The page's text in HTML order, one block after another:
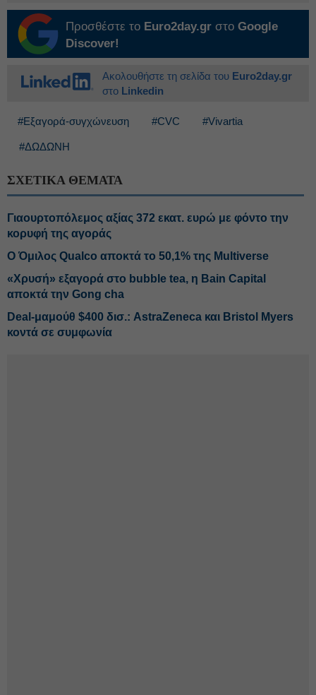
Προσθέστε το Euro2day.gr στο Google
Discover!
Ακολουθήστε τη σελίδα του Euro2day.gr
στο Linkedin
#Εξαγορά-συγχώνευση #CVC #Vivartia
#ΔΩΔΩΝΗ
ΣΧΕΤΙΚΑ ΘΕΜΑΤΑ
Γιαουρτοπόλεμος αξίας 372 εκατ. ευρώ με φόντο την
κορυφή της αγοράς
Ο Όμιλος Qualco αποκτά το 50,1% της Multiverse
«Χρυσή» εξαγορά στο bubble tea, η Bain Capital
αποκτά την Gong cha
Deal-μαμούθ $400 δισ.: AstraZeneca και Bristol Myers
κοντά σε συμφωνία